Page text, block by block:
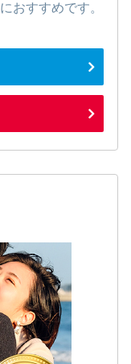
おすすめです。